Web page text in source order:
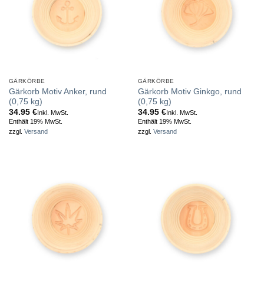
GÄRKÖRBE
Gärkorb Motiv Anker, rund
(0,75 kg)
34.95 €Inkl. MwSt.
Enthält 19% MwSt.
zzgl. Versand
GÄRKÖRBE
Gärkorb Motiv Ginkgo, rund
(0,75 kg)
34.95 €Inkl. MwSt.
Enthält 19% MwSt.
zzgl. Versand